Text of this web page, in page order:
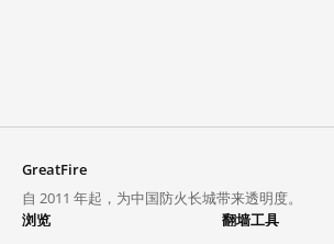
GreatFire
自 2011 年起，为中国防火长城带来透明度。
浏览
翻墙工具